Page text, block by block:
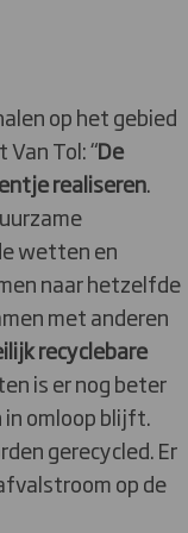
op het gebied
Tol: “De
realiseren.
wetten en
naar hetzelfde
met anderen
recyclebare
is er nog beter
in omloop blijft.
gerecycled. Er
op de